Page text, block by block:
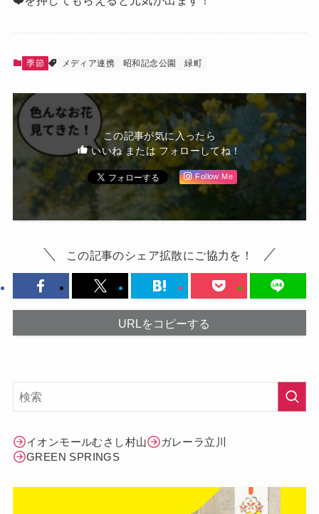
季節 メディア連携 昭和記念公園 緑町
この記事が気に入ったら
いいね または フォローしてね！
Follow Me
この記事のシェア拡散にご協力を！
URLをコピーする
イオンモールむさし村山
ガレーラ立川
GREEN SPRINGS